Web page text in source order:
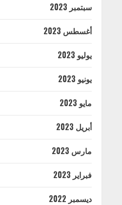
سبتمبر 2023
أغسطس 2023
يوليو 2023
يونيو 2023
مايو 2023
أبريل 2023
مارس 2023
فبراير 2023
ديسمبر 2022